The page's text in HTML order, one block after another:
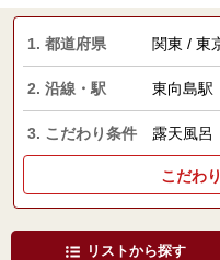
1. 都道府県 関東 / 東
2. 沿線・駅 東向島駅
3. こだわり条件 露天風呂
こだわ
リストから探す